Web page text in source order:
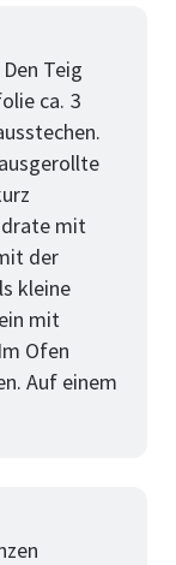
Teig
ca. 3
mit
der
kleine
mit
Ofen
Auf einem